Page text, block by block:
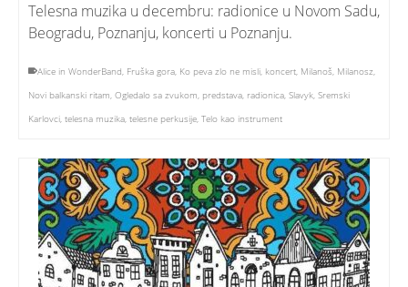
Telesna muzika u decembru: radionice u Novom Sadu,
Beogradu, Poznanju, koncerti u Poznanju.
Alice in WonderBand, Fruška gora, Ko peva zlo ne misli, koncert, Milanoš, Milanosz,
Novi balkanski ritam, Ogledalo sa zvukom, predstava, radionica, Slavyk, Sremski
Karlovci, telesna muzika, telesne perkusije, Telo kao instrument